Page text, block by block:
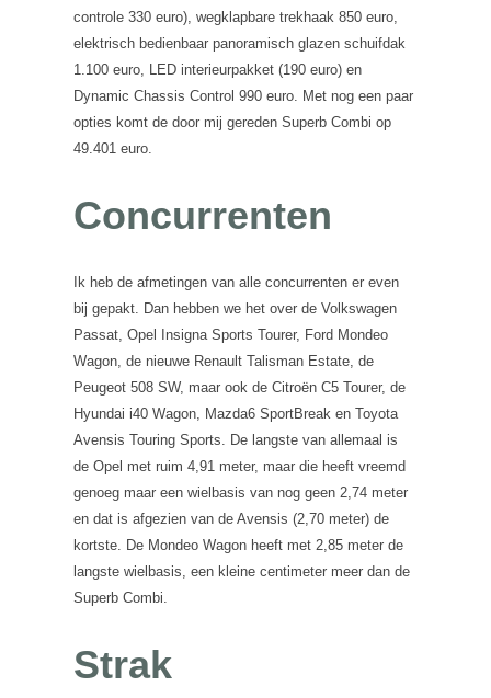
controle 330 euro), wegklapbare trekhaak 850 euro,
elektrisch bedienbaar panoramisch glazen schuifdak
1.100 euro, LED interieurpakket (190 euro) en
Dynamic Chassis Control 990 euro. Met nog een paar
opties komt de door mij gereden Superb Combi op
49.401 euro.
Concurrenten
Ik heb de afmetingen van alle concurrenten er even
bij gepakt. Dan hebben we het over de Volkswagen
Passat, Opel Insigna Sports Tourer, Ford Mondeo
Wagon, de nieuwe Renault Talisman Estate, de
Peugeot 508 SW, maar ook de Citroën C5 Tourer, de
Hyundai i40 Wagon, Mazda6 SportBreak en Toyota
Avensis Touring Sports. De langste van allemaal is
de Opel met ruim 4,91 meter, maar die heeft vreemd
genoeg maar een wielbasis van nog geen 2,74 meter
en dat is afgezien van de Avensis (2,70 meter) de
kortste. De Mondeo Wagon heeft met 2,85 meter de
langste wielbasis, een kleine centimeter meer dan de
Superb Combi.
Strak